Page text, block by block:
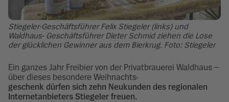
Stiegeler-Geschäftsführer Felix Stiegeler (links) und
Waldhaus- Geschäftsführer Dieter Schmid ziehen die Lose
der glücklichen Gewinner aus dem Bierkrug. Foto: Stiegeler
Ein ganzes Jahr Freibier von der Privatbrauerei Waldhaus –
über dieses besondere Weihnachts-
geschenk dürfen sich zehn Neukunden des regionalen
Internetanbieters Stiegeler freuen.